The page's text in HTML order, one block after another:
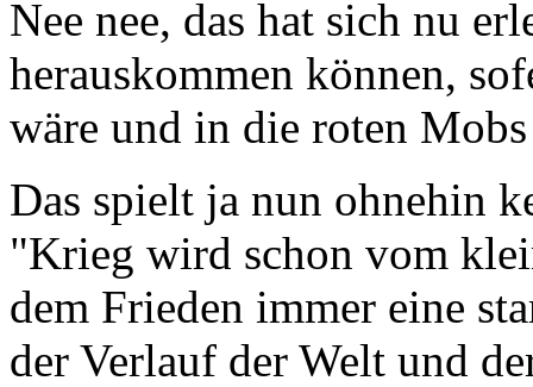
Nee nee, das hat sich nu
herauskommen können,
wäre und in die roten
Das spielt ja nun ohnehin
"Krieg wird schon vom
dem Frieden immer eine
der Verlauf der Welt und